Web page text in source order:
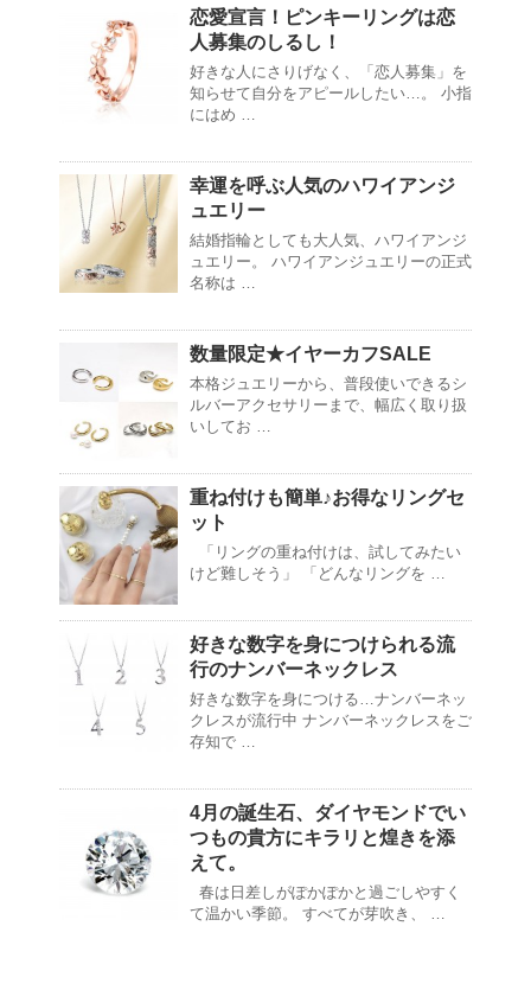
恋愛宣言！ピンキーリングは恋
人募集のしるし！
好きな人にさりげなく、「恋人募集」を
知らせて自分をアピールしたい…。 小指
にはめ …
幸運を呼ぶ人気のハワイアンジ
ュエリー
結婚指輪としても大人気、ハワイアンジ
ュエリー。 ハワイアンジュエリーの正式
名称は …
数量限定★イヤーカフSALE
本格ジュエリーから、普段使いできるシ
ルバーアクセサリーまで、幅広く取り扱
いしてお …
重ね付けも簡単♪お得なリングセ
ット
「リングの重ね付けは、試してみたい
けど難しそう」 「どんなリングを …
好きな数字を身につけられる流
行のナンバーネックレス
好きな数字を身につける…ナンバーネッ
クレスが流行中 ナンバーネックレスをご
存知で …
4月の誕生石、ダイヤモンドでい
つもの貴方にキラリと煌きを添
えて。
春は日差しがぽかぽかと過ごしやすく
て温かい季節。 すべてが芽吹き、 …